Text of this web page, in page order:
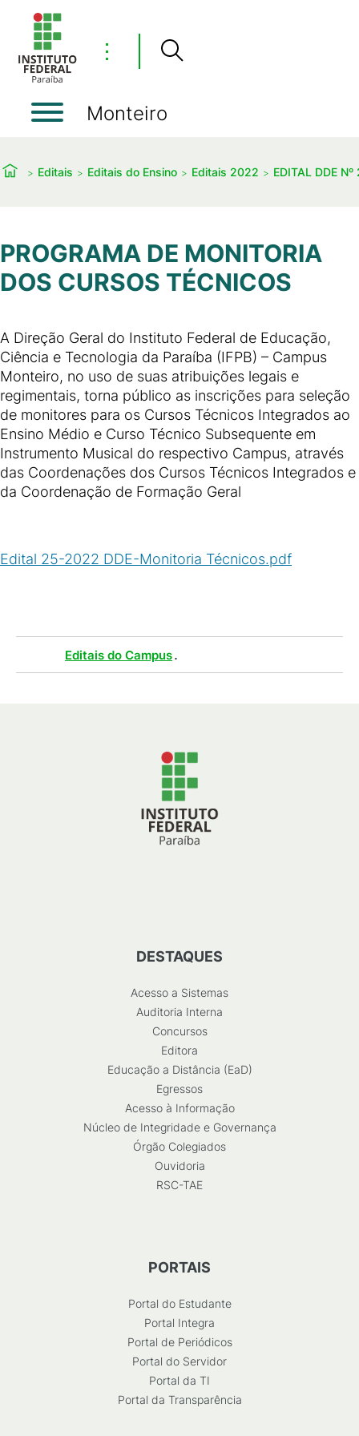
⋮
Monteiro
Editais Editais do Ensino Editais 2022 EDITAL DDE
PROGRAMA DE MONITORIA
DOS CURSOS TÉCNICOS
A Direção Geral do Instituto Federal de Educação,
Ciência e Tecnologia da Paraíba (IFPB) – Campus
Monteiro, no uso de suas atribuições legais e
regimentais, torna público as inscrições para seleção
de monitores para os Cursos Técnicos Integrados ao
Ensino Médio e Curso Técnico Subsequente em
Instrumento Musical do respectivo Campus, através
das Coordenações dos Cursos Técnicos Integrados e
da Coordenação de Formação Geral
Edital 25-2022 DDE-Monitoria Técnicos.pdf
Editais do Campus.
DESTAQUES
Acesso a Sistemas
Auditoria Interna
Concursos
Editora
Educação a Distância (EaD)
Egressos
Acesso à Informação
Núcleo de Integridade e Governança
Órgão Colegiados
Ouvidoria
RSC-TAE
PORTAIS
Portal do Estudante
Portal Integra
Portal de Periódicos
Portal do Servidor
Portal da TI
Portal da Transparência